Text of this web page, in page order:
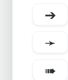
➔
➛
➠